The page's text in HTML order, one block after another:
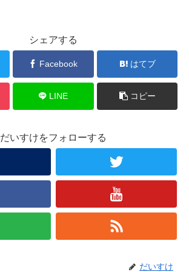
シェアする
Facebook はてブ
LINE コピー
だいすけをフォローする
だいすけ